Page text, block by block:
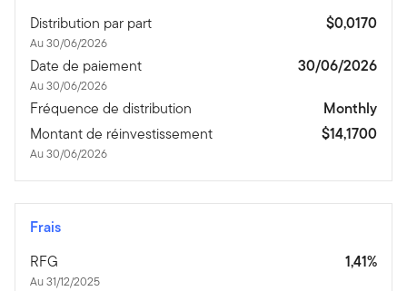
Distribution par part
Au 30/06/2026
$0,0170
Date de paiement
Au 30/06/2026
30/06/2026
Fréquence de distribution
Monthly
Montant de réinvestissement
Au 30/06/2026
$14,1700
Frais
RFG
Au 31/12/2025
1,41%